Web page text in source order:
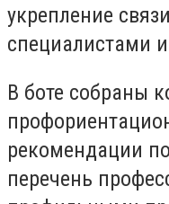
укрепление
специалистами
В боте собраны
рекомендации
перечень